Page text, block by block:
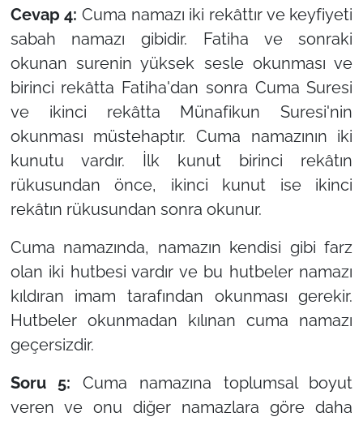
Cevap 4: Cuma namazı iki rekâttır ve keyfiyeti
sabah namazı gibidir. Fatiha ve sonraki
okunan surenin yüksek sesle okunması ve
birinci rekâtta Fatiha'dan sonra Cuma Suresi
ve ikinci rekâtta Münafikun Suresi'nin
okunması müstehaptır. Cuma namazının iki
kunutu vardır. İlk kunut birinci rekâtın
rükusundan önce, ikinci kunut ise ikinci
rekâtın rükusundan sonra okunur.
Cuma namazında, namazın kendisi gibi farz
olan iki hutbesi vardır ve bu hutbeler namazı
kıldıran imam tarafından okunması gerekir.
Hutbeler okunmadan kılınan cuma namazı
geçersizdir.
Soru 5:Cuma namazına toplumsal boyut
veren ve onu diğer namazlara göre daha